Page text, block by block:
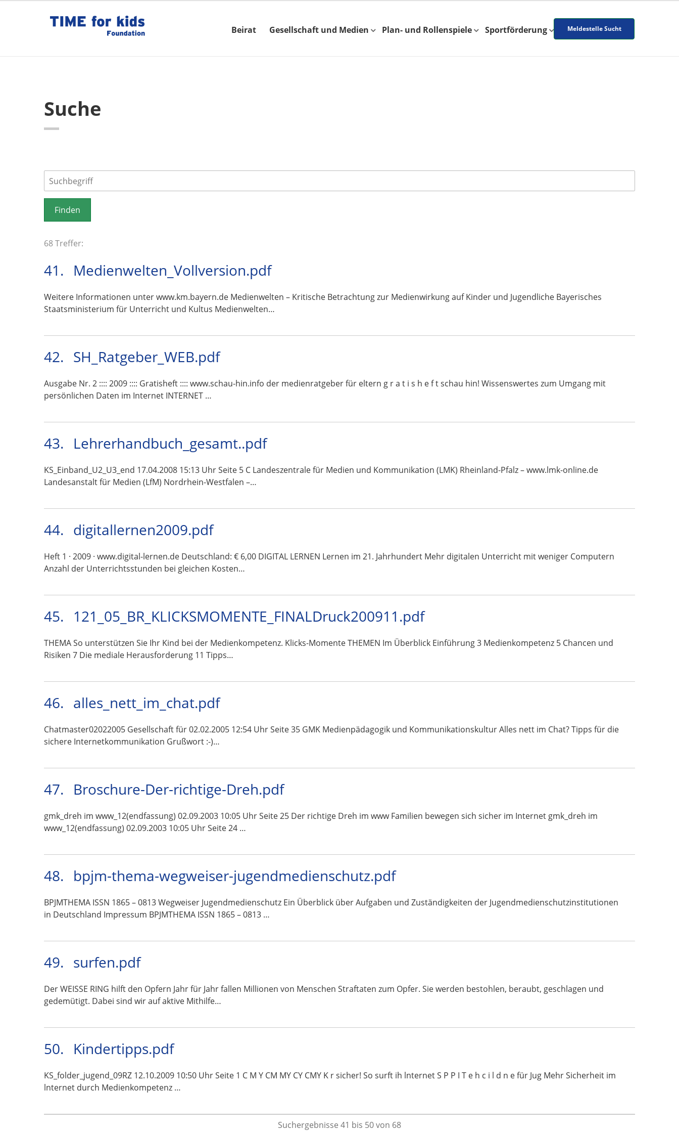
Beirat Gesellschaft und Medien Plan- und Rollenspiele Sportförderung Meldestelle Sucht
Suche
68 Treffer:
41. Medienwelten_Vollversion.pdf
Weitere Informationen unter www.km.bayern.de Medienwelten – Kritische Betrachtung zur Medienwirkung auf Kinder und Jugendliche Bayerisches
Staatsministerium für Unterricht und Kultus Medienwelten…
42. SH_Ratgeber_WEB.pdf
Ausgabe Nr. 2 :::: 2009 :::: Gratisheft :::: www.schau-hin.info der medienratgeber für eltern g r a t i s h e f t schau hin! Wissenswertes zum Umgang mit
persönlichen Daten im Internet INTERNET …
43. Lehrerhandbuch_gesamt..pdf
KS_Einband_U2_U3_end 17.04.2008 15:13 Uhr Seite 5 C Landeszentrale für Medien und Kommunikation (LMK) Rheinland-Pfalz – www.lmk-online.de
Landesanstalt für Medien (LfM) Nordrhein-Westfalen –…
44. digitallernen2009.pdf
Heft 1 · 2009 · www.digital-lernen.de Deutschland: € 6,00 DIGITAL LERNEN Lernen im 21. Jahrhundert Mehr digitalen Unterricht mit weniger Computern
Anzahl der Unterrichtsstunden bei gleichen Kosten…
45. 121_05_BR_KLICKSMOMENTE_FINALDruck200911.pdf
THEMA So unterstützen Sie Ihr Kind bei der Medienkompetenz. Klicks-Momente THEMEN Im Überblick Einführung 3 Medienkompetenz 5 Chancen und
Risiken 7 Die mediale Herausforderung 11 Tipps…
46. alles_nett_im_chat.pdf
Chatmaster02022005 Gesellschaft für 02.02.2005 12:54 Uhr Seite 35 GMK Medienpädagogik und Kommunikationskultur Alles nett im Chat? Tipps für die
sichere Internetkommunikation Grußwort :-)…
47. Broschure-Der-richtige-Dreh.pdf
gmk_dreh im www_12(endfassung) 02.09.2003 10:05 Uhr Seite 25 Der richtige Dreh im www Familien bewegen sich sicher im Internet gmk_dreh im
www_12(endfassung) 02.09.2003 10:05 Uhr Seite 24 …
48. bpjm-thema-wegweiser-jugendmedienschutz.pdf
BPJMTHEMA ISSN 1865 – 0813 Wegweiser Jugendmedienschutz Ein Überblick über Aufgaben und Zuständigkeiten der Jugendmedienschutzinstitutionen
in Deutschland Impressum BPJMTHEMA ISSN 1865 – 0813 …
49. surfen.pdf
Der WEISSE RING hilft den Opfern Jahr für Jahr fallen Millionen von Menschen Straftaten zum Opfer. Sie werden bestohlen, beraubt, geschlagen und
gedemütigt. Dabei sind wir auf aktive Mithilfe…
50. Kindertipps.pdf
KS_folder_jugend_09RZ 12.10.2009 10:50 Uhr Seite 1 C M Y CM MY CY CMY K r sicher! So surft ih lnternet S P P I T e h c i l d n e für Jug Mehr Sicherheit im
lnternet durch Medienkompetenz …
Suchergebnisse 41 bis 50 von 68